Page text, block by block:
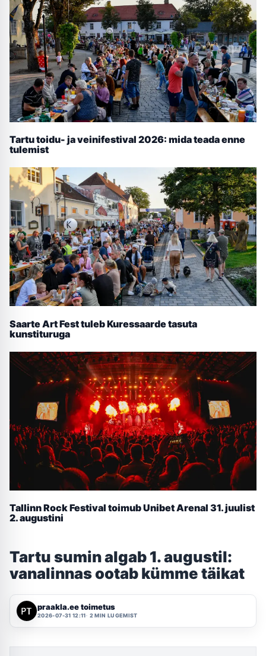
Tartu toidu- ja veinifestival 2026: mida teada enne
tulemist
Saarte Art Fest tuleb Kuressaarde tasuta
kunstituruga
Tallinn Rock Festival toimub Unibet Arenal 31. juulist
2. augustini
Tartu sumin algab 1. augustil:
vanalinnas ootab kümme täikat
praakla.ee toimetus
2026-07-31 12:11 2 MIN LUGEMIST